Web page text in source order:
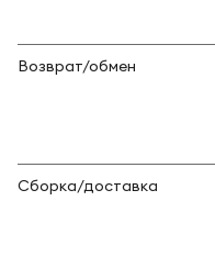
Возврат/обмен
Сборка/доставка